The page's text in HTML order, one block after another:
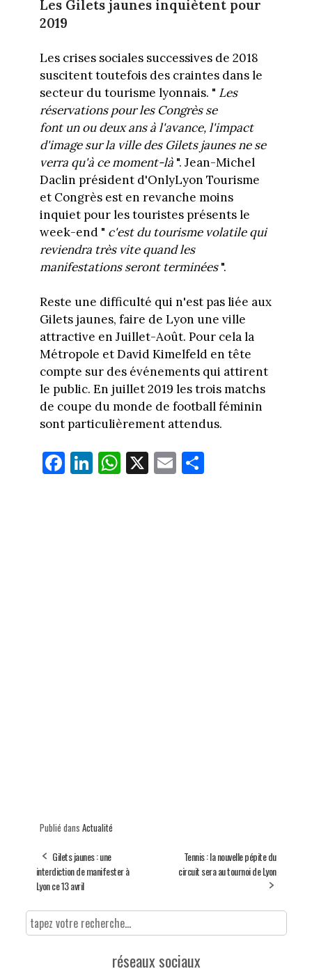
Les Gilets jaunes inquiètent pour
2019
Les crises sociales successives de 2018
suscitent toutefois des craintes dans le
secteur du tourisme lyonnais. " Les
réservations pour les Congrès se
font unoudeuxansà l'avance, l'impact
d'image sur la ville des Gilets jaunes ne se
verra qu'à ce moment-là ". Jean-Michel
Daclin président d'OnlyLyon Tourisme
et Congrès est en revanche moins
inquiet pour les touristes présents le
week-end " c'est du tourisme volatile qui
reviendra très vite quand les
manifestations seront terminées".
Reste une difficulté qui n'est pas liée aux
Gilets jaunes, faire de Lyon une ville
attractive en Juillet-Août. Pour cela la
Métropole et David Kimelfeld en tête
compte sur des événements qui attirent
le public. En juillet 2019 les trois matchs
de coupe du monde de football féminin
sont particulièrement attendus.
Fa
ce
Li
nk
W
ha
X E
m
Pa
rt
Publié dans Actualité
Gilets jaunes : une
interdiction de manifester à
Lyon ce 13 avril
Tennis : la nouvelle pépite du
circuit sera au tournoi de Lyon
réseaux sociaux